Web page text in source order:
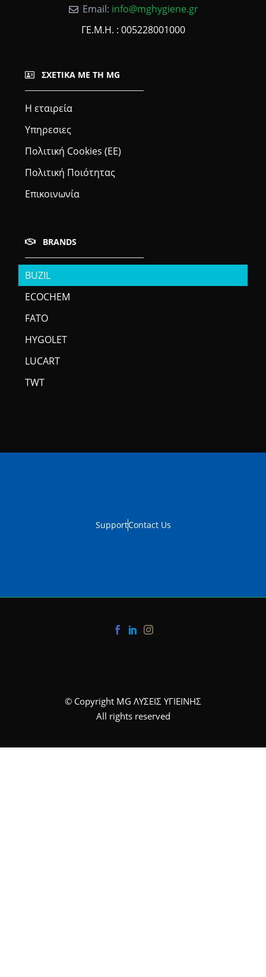
Email: info@mghygiene.gr
ΓΕ.Μ.Η. : 005228001000
ΣΧΕΤΙΚΆ ΜΕ ΤΗ MG
Η εταιρεία
Υπηρεσιες
Πολιτική Cookies (ΕΕ)
Πολιτική Ποιότητας
Επικοινωνία
BRANDS
BUZIL
ECOCHEM
FATO
HYGOLET
LUCART
TWT
SupportContact Us
© Copyright MG ΛΥΣΕΙΣ ΥΓΙΕΙΝΗΣ
All rights reserved